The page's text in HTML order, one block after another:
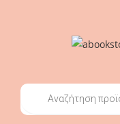
Products
search